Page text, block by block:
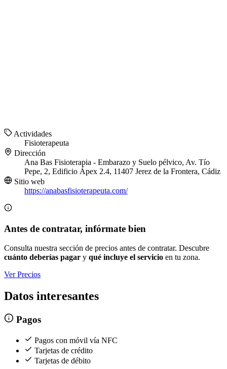
Actividades
Fisioterapeuta
Dirección
Ana Bas Fisioterapia - Embarazo y Suelo pélvico, Av. Tío
Pepe, 2, Edificio Ápex 2.4, 11407 Jerez de la Frontera, Cádiz
Sitio web
https://anabasfisioterapeuta.com/
Antes de contratar, infórmate bien
Consulta nuestra sección de precios antes de contratar. Descubre
cuánto deberías pagar y qué incluye el servicio en tu zona.
Ver Precios
Datos interesantes
Pagos
Pagos con móvil vía NFC
Tarjetas de crédito
Tarjetas de débito